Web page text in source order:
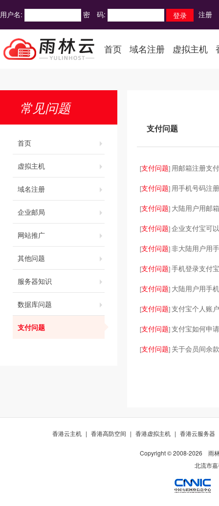
用户名: 密 码: 注册
首页 域名注册 虚拟主机
常见问题
首页
虚拟主机
域名注册
企业邮局
网站推广
其他问题
服务器知识
数据库问题
支付问题
支付问题
[支付问题] 用邮箱注册支
[支付问题] 用手机号码注
[支付问题] 大陆用户用邮
[支付问题]企业支付宝可
[支付问题]非大陆用户用
[支付问题]手机登录支付
[支付问题] 大陆用户用手
[支付问题]支付宝个人账
[支付问题]支付宝如何申
[支付问题] 关于会员间余
香港云主机 | 香港高防空间 | 香港虚拟主机 | 香港云服务器
Copyright © 2008-2026
雨
北流市